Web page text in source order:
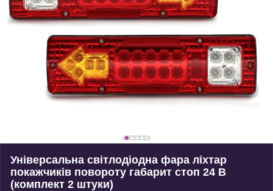
Універсальна світлодіодна фара ліхтар
покажчиків повороту габарит стоп 24 В
(комплект 2 штуки)